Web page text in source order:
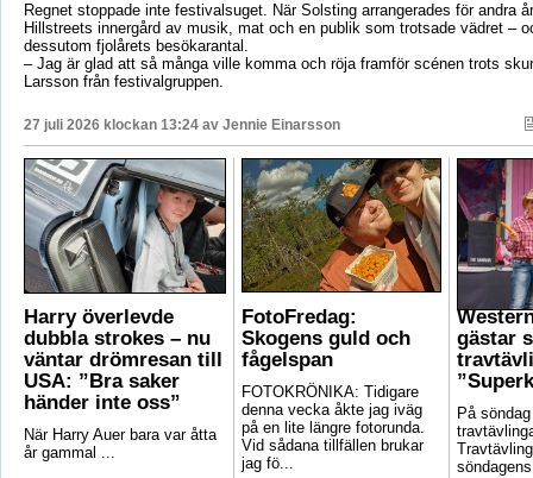
Regnet stoppade inte festivalsuget. När Solsting arrangerades för andra
Hillstreets innergård av musik, mat och en publik som trotsade vädret –
dessutom fjolårets besökarantal.
– Jag är glad att så många ville komma och röja framför scénen trots
Larsson från festivalgruppen.
27 juli 2026 klockan 13:24 av Jennie Einarsson
Harry överlevde
dubbla strokes – nu
väntar drömresan till
USA: ”Bra saker
händer inte oss”
När Harry Auer bara var åtta
år gammal ...
FotoFredag:
Skogens guld och
fågelspan
FOTOKRÖNIKA: Tidigare
denna vecka åkte jag iväg
på en lite längre fotorunda.
Vid sådana tillfällen brukar
jag fö...
gästar
På